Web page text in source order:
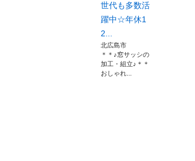
世代も多数活
躍中☆年休1
2...
北広島市
＊＊♪窓サッシの
加工・組立♪＊＊
おしゃれ...